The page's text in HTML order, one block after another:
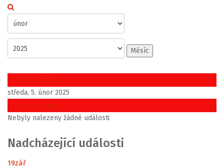
Měsíc
Předchozí den
středa, 5. únor 2025
Následující den
Nebyly nalezeny žádné události
Nadcházející události
19zář